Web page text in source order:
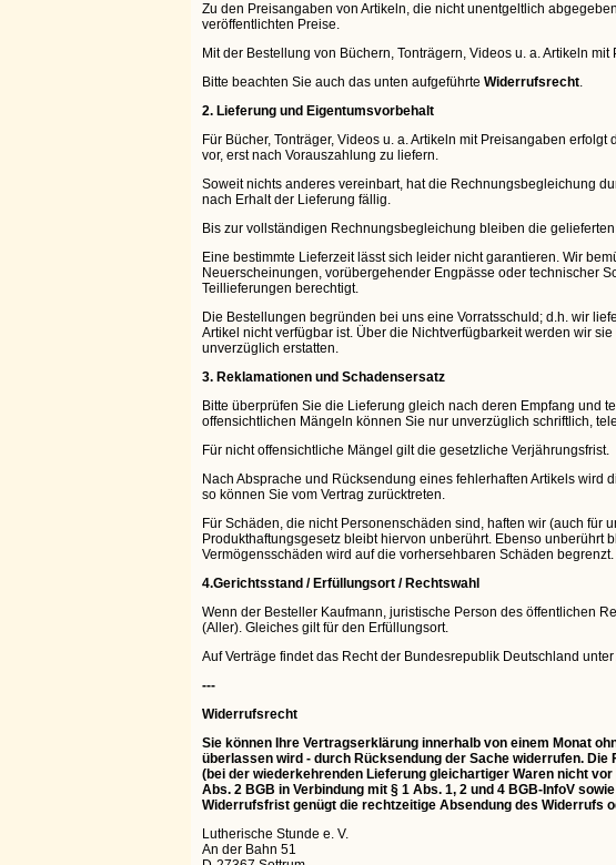
Zu den Preisangaben von Artikeln, die nicht unentgeltlich
veröffentlichten Preise.
Mit der Bestellung von Büchern, Tonträgern, Videos u. a. Artikeln
Bitte beachten Sie auch das unten aufgeführte Widerrufsrecht.
2. Lieferung und Eigentumsvorbehalt
Für Bücher, Tonträger, Videos u. a. Artikeln mit Preisangaben
vor, erst nach Vorauszahlung zu liefern.
Soweit nichts anderes vereinbart, hat die Rechnungsbegleichung
nach Erhalt der Lieferung fällig.
Bis zur vollständigen Rechnungsbegleichung bleiben die
Eine bestimmte Lieferzeit lässt sich leider nicht garantieren. Wir
Neuerscheinungen, vorübergehender Engpässe oder technischer
Teillieferungen berechtigt.
Die Bestellungen begründen bei uns eine Vorratsschuld; d.h. wir
Artikel nicht verfügbar ist. Über die Nichtverfügbarkeit werden wir
unverzüglich erstatten.
3. Reklamationen und Schadensersatz
Bitte überprüfen Sie die Lieferung gleich nach deren Empfang und
offensichtlichen Mängeln können Sie nur unverzüglich schriftlich,
Für nicht offensichtliche Mängel gilt die gesetzliche Verjährungsfrist.
Nach Absprache und Rücksendung eines fehlerhaften Artikels
so können Sie vom Vertrag zurücktreten.
Für Schäden, die nicht Personenschäden sind, haften wir (auch
Produkthaftungsgesetz bleibt hiervon unberührt. Ebenso unberührt
Vermögensschäden wird auf die vorhersehbaren Schäden begrenzt.
4.Gerichtsstand / Erfüllungsort / Rechtswahl
Wenn der Besteller Kaufmann, juristische Person des öffentlichen
(Aller). Gleiches gilt für den Erfüllungsort.
Auf Verträge findet das Recht der Bundesrepublik Deutschland
---
Widerrufsrecht
Sie können Ihre Vertragserklärung innerhalb von einem Monat
überlassen wird - durch Rücksendung der Sache widerrufen.
(bei der wiederkehrenden Lieferung gleichartiger Waren nicht
Abs. 2 BGB in Verbindung mit § 1 Abs. 1, 2 und 4 BGB-InfoV
Widerrufsfrist genügt die rechtzeitige Absendung des Widerrufs
Lutherische Stunde e. V.
An der Bahn 51